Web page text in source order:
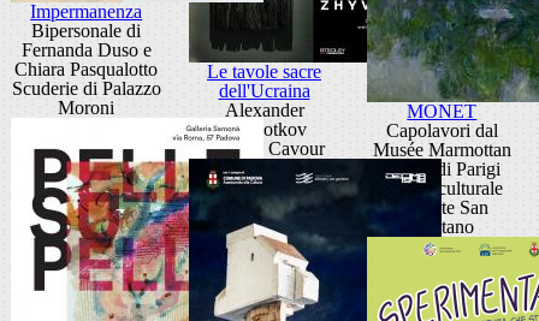
Le tavole sacre
dell'Ucraina
Alexander
Zhyvotkov
Galleria Cavour
MONET
Capolavori dal
Musée Marmottan
Monet di Parigi
Centro culturale
Altinate San
Gaetano
Impermanenza
Bipersonale di
Fernanda Duso e
Chiara Pasqualotto
Scuderie di Palazzo
Moroni